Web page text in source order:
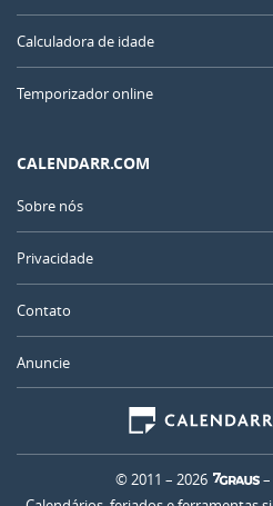
Calculadora de idade
Temporizador online
CALENDARR.COM
Sobre nós
Privacidade
Contato
Anuncie
© 2011 – 2026 –